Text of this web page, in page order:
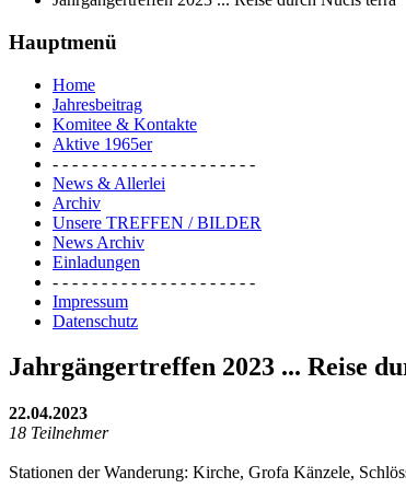
Hauptmenü
Home
Jahresbeitrag
Komitee & Kontakte
Aktive 1965er
- - - - - - - - - - - - - - - - - - - - -
News & Allerlei
Archiv
Unsere TREFFEN / BILDER
News Archiv
Einladungen
- - - - - - - - - - - - - - - - - - - - -
Impressum
Datenschutz
Jahrgängertreffen 2023 ... Reise
22.04.2023
18 Teilnehmer
Stationen der Wanderung: Kirche, Grofa Känzele,